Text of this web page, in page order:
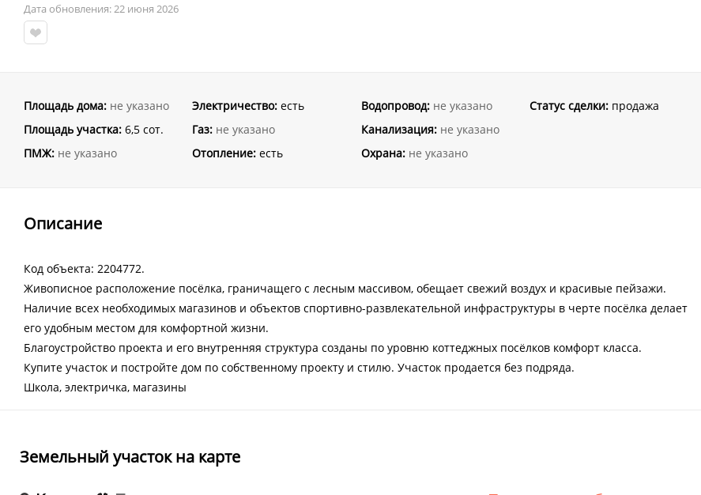
Дата обновления: 22 июня 2026
Площадь дома: не указано
Площадь участка: 6,5 сот.
ПМЖ: не указано
Электричество: есть
Газ: не указано
Отопление: есть
Водопровод: не указано
Канализация: не указано
Охрана: не указано
Статус сделки:продажа
Описание
Код объекта: 2204772.
Живописное расположение посёлка, граничащего с лесным массивом, обещает свежий воздух и красивые пейзажи.
Наличие всех необходимых магазинов и объектов спортивно-развлекательной инфраструктуры в черте посёлка делает
его удобным местом для комфортной жизни.
Благоустройство проекта и его внутренняя структура созданы по уровню коттеджных посёлков комфорт класса.
Купите участок и постройте дом по собственному проекту и стилю. Участок продается без подряда.
Школа, электричка, магазины
Земельный участок на карте